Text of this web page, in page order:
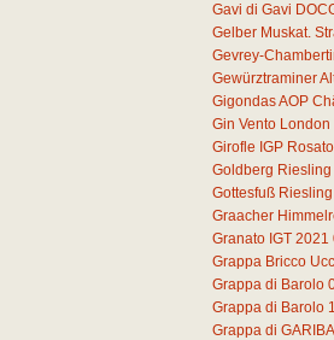
Gavi di Gavi
Gelber Muskat.
Gevrey-
Gewürztraminer
Gigondas AOP
Gin Vento London
Girofle IGP
Goldberg Riesling
Gottesfuß
Graacher
Granato IGT 2021
Grappa Bricco
Grappa di Barolo
Grappa di Barolo
Grappa di